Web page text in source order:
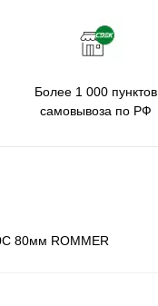
Более 1 000 пунктов
самовывоза по РФ
80мм ROMMER